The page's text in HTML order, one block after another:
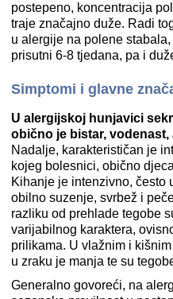
postepeno, koncentracija
traje značajno duže. Radi
u alergije na polene
prisutni 6-8 tjedana, pa i
Simptomi i glavne
U alergijskoj hunjavici
obično je bistar,
Nadalje, karakterističan je
kojeg bolesnici, obično
Kihanje je intenzivno, često
obilno suzenje, svrbež i
razliku od prehlade tegobe
varijabilnog karaktera,
prilikama. U vlažnim i
u zraku je manja te su
Generalno govoreći, na